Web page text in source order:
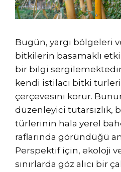
Bugün, yargı bölgeleri
bitkilerin basamaklı
bir bilgi
kendi istilacı bitki
çerçevesini korur.
düzenleyici tutarsızlık,
türlerinin hala yerel
raflarında göründüğü
Perspektif için, ekoloji
sınırlarda göz alıcı bir